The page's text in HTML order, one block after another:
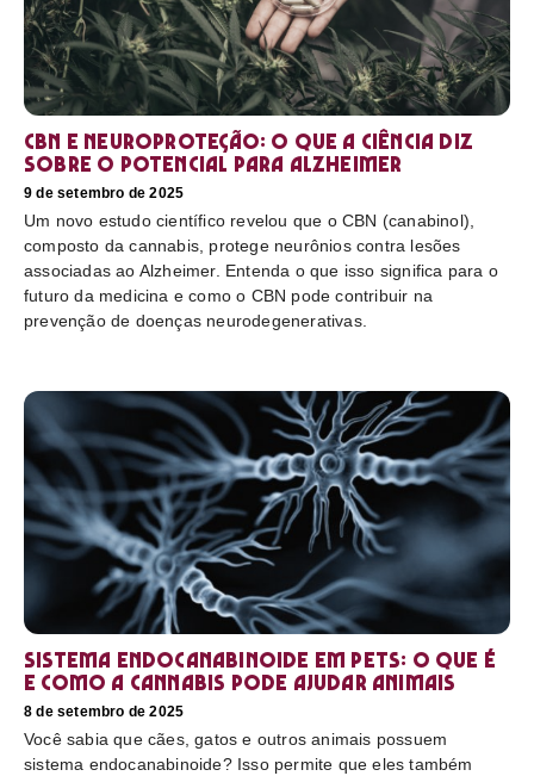
CBN e neuroproteção: o que a ciência diz
sobre o potencial para Alzheimer
9 de setembro de 2025
Um novo estudo científico revelou que o CBN (canabinol),
composto da cannabis, protege neurônios contra lesões
associadas ao Alzheimer. Entenda o que isso significa para o
futuro da medicina e como o CBN pode contribuir na
prevenção de doenças neurodegenerativas.
Sistema endocanabinoide em pets: o que é
e como a cannabis pode ajudar animais
8 de setembro de 2025
Você sabia que cães, gatos e outros animais possuem
sistema endocanabinoide? Isso permite que eles também